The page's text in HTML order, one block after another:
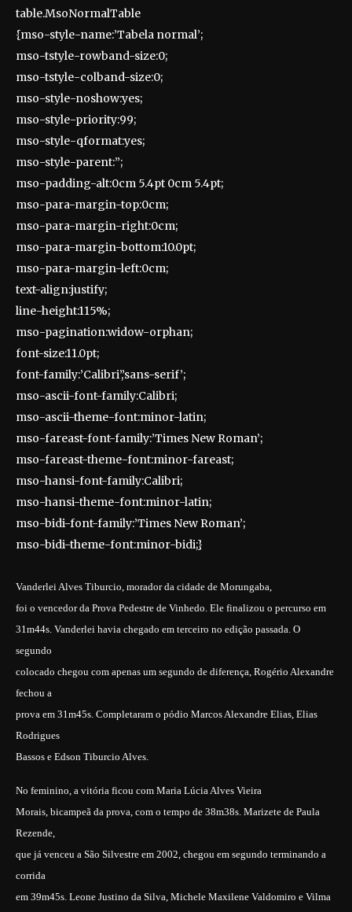
table.MsoNormalTable
{mso-style-name:’Tabela normal’;
mso-tstyle-rowband-size:0;
mso-tstyle-colband-size:0;
mso-style-noshow:yes;
mso-style-priority:99;
mso-style-qformat:yes;
mso-style-parent:”;
mso-padding-alt:0cm 5.4pt 0cm 5.4pt;
mso-para-margin-top:0cm;
mso-para-margin-right:0cm;
mso-para-margin-bottom:10.0pt;
mso-para-margin-left:0cm;
text-align:justify;
line-height:115%;
mso-pagination:widow-orphan;
font-size:11.0pt;
font-family:’Calibri’,’sans-serif’;
mso-ascii-font-family:Calibri;
mso-ascii-theme-font:minor-latin;
mso-fareast-font-family:’Times New Roman’;
mso-fareast-theme-font:minor-fareast;
mso-hansi-font-family:Calibri;
mso-hansi-theme-font:minor-latin;
mso-bidi-font-family:’Times New Roman’;
mso-bidi-theme-font:minor-bidi;}
Vanderlei Alves Tiburcio, morador da cidade de Morungaba,
foi o vencedor da Prova Pedestre de Vinhedo. Ele finalizou o percurso em
31m44s. Vanderlei havia chegado em terceiro no edição passada. O
segundo
colocado chegou com apenas um segundo de diferença, Rogério Alexandre
fechou a
prova em 31m45s. Completaram o pódio Marcos Alexandre Elias, Elias
Rodrigues
Bassos e Edson Tiburcio Alves.
No feminino, a vitória ficou com Maria Lúcia Alves Vieira
Morais, bicampeã da prova, com o tempo de 38m38s. Marizete de Paula
Rezende,
que já venceu a São Silvestre em 2002, chegou em segundo terminando a
corrida
em 39m45s. Leone Justino da Silva, Michele Maxilene Valdomiro e Vilma